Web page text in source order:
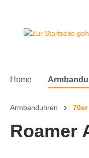
Home
Armbanduhren 70er
Roamer